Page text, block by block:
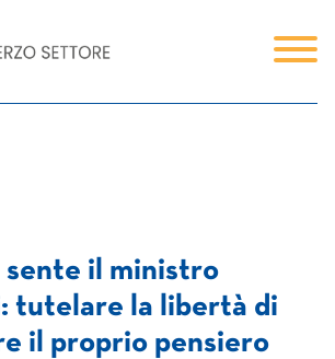
il ministro
tutelare la libertà di
il proprio pensiero